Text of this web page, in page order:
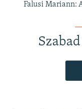
Falusi Mariann: